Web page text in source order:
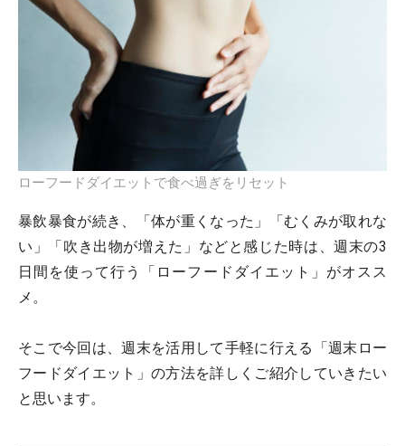
ローフードダイエットで食べ過ぎをリセット
暴飲暴食が続き、「体が重くなった」「むくみが取れな
い」「吹き出物が増えた」などと感じた時は、週末の3
日間を使って行う「ローフードダイエット」がオスス
メ。
そこで今回は、週末を活用して手軽に行える「週末ロー
フードダイエット」の方法を詳しくご紹介していきたい
と思います。